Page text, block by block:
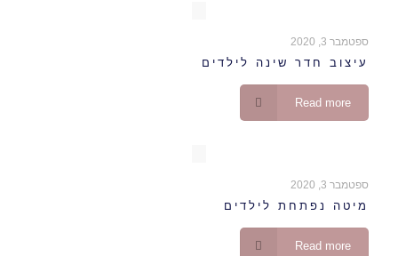
ספטמבר 3, 2020
עיצוב חדר שינה לילדים
Read more
ספטמבר 3, 2020
מיטה נפתחת לילדים
Read more